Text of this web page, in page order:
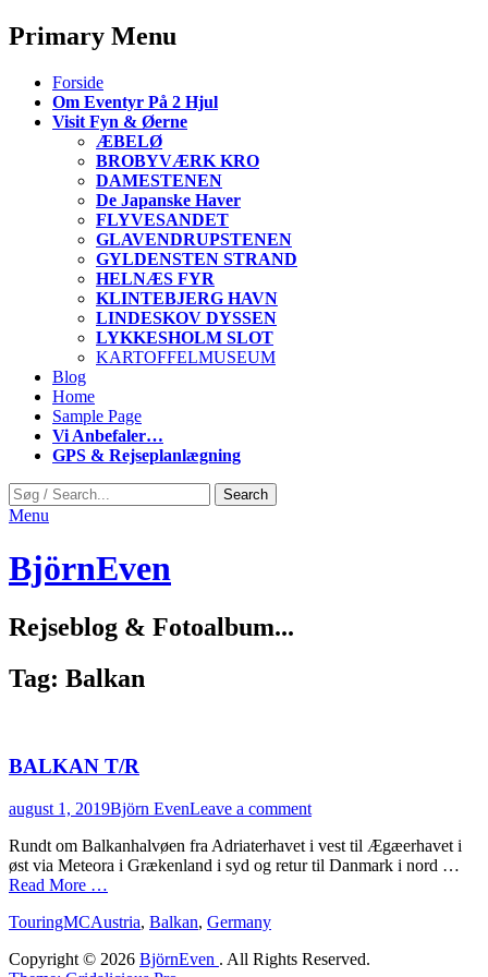
Primary Menu
Forside
Om Eventyr På 2 Hjul
Visit Fyn & Øerne
ÆBELØ
BROBYVÆRK KRO
DAMESTENEN
De Japanske Haver
FLYVESANDET
GLAVENDRUPSTENEN
GYLDENSTEN STRAND
HELNÆS FYR
KLINTEBJERG HAVN
LINDESKOV DYSSEN
LYKKESHOLM SLOT
KARTOFFELMUSEUM
Blog
Home
Sample Page
Vi Anbefaler…
GPS & Rejseplanlægning
Search
Search
for:
Menu
BjörnEven
Rejseblog & Fotoalbum...
Tag: Balkan
BALKAN T/R
Posted
august 1, 2019Author
Björn EvenLeave a comment
Rundt om Balkanhalvøen fra Adriaterhavet i vest til Ægæerhavet i
øst via Meteora i Grækenland i syd og retur til Danmark i nord …
Read More …
Categories
TouringMCTags
Austria, Balkan, Germany
Copyright © 2026 BjörnEven . All Rights Reserved.